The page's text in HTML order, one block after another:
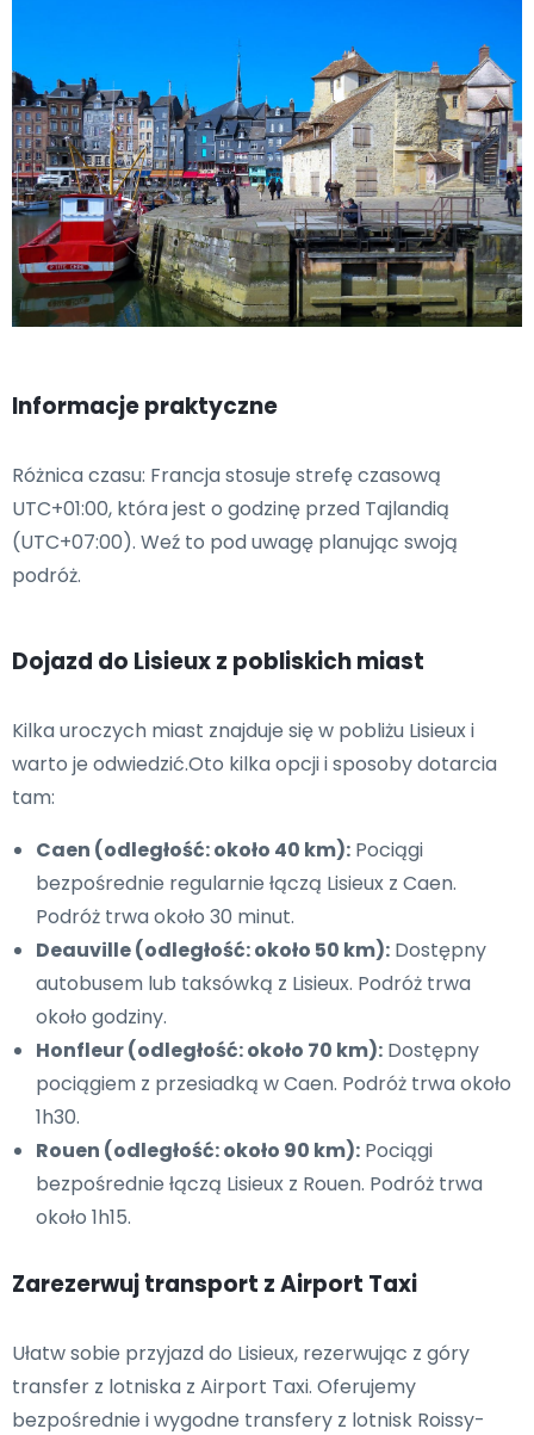
Informacje praktyczne
Różnica czasu: Francja stosuje strefę czasową
UTC+01:00, która jest o godzinę przed Tajlandią
(UTC+07:00). Weź to pod uwagę planując swoją
podróż.
Dojazd do Lisieux z pobliskich miast
Kilka uroczych miast znajduje się w pobliżu Lisieux i
warto je odwiedzić.Oto kilka opcji i sposoby dotarcia
tam:
Caen (odległość: około 40 km): Pociągi
bezpośrednie regularnie łączą Lisieux z Caen.
Podróż trwa około 30 minut.
Deauville (odległość: około 50 km): Dostępny
autobusem lub taksówką z Lisieux. Podróż trwa
około godziny.
Honfleur (odległość: około 70 km): Dostępny
pociągiem z przesiadką w Caen. Podróż trwa około
1h30.
Rouen (odległość: około 90 km): Pociągi
bezpośrednie łączą Lisieux z Rouen. Podróż trwa
około 1h15.
Zarezerwuj transport z Airport Taxi
Ułatw sobie przyjazd do Lisieux, rezerwując z góry
transfer z lotniska z Airport Taxi. Oferujemy
bezpośrednie i wygodne transfery z lotnisk Roissy-